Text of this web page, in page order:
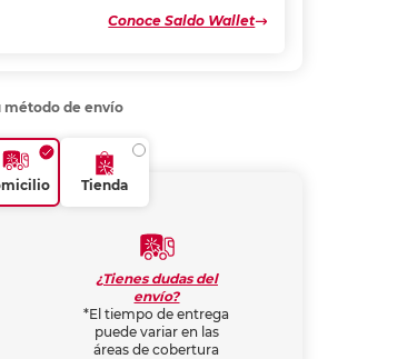
Conoce Saldo Wallet
método de envío
Tienda
¿Tienes dudas del
envío?
*El tiempo de entrega
puede variar en las
áreas de cobertura